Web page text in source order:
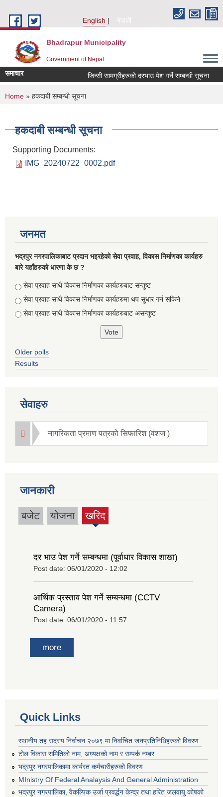
English
नेपाली
Bhadrapur Municipality
Government of Nepal
समाचार जिन्सी सामग्रीहरुको दरभाउ पेश गर्ने सम्बन्धी सूचना
You are here
Home » हकदाबी सम्बन्धी सूचना
हकदाबी सम्बन्धी सूचना
Supporting Documents:
IMG_20240722_0002.pdf
जनमत
भद्रपुर नगरपालिकाबाट प्रदान भइरहेको सेवा प्रवाह, विकास निर्माणका कार्यहरु
बारे यहाँहरुको धारणा के छ ?
Choices
सेवा प्रवाह साथै विकास निर्माणका कार्यहरुबाट सन्तुष्ट
सेवा प्रवाह साथै विकास निर्माणका कार्यहरुमा थप सुधार गर्न सकिने
सेवा प्रवाह साथै विकास निर्माणका कार्यहरुबाट असन्तुष्ट
Older polls
Results
सेवाहरु
नागरिकता प्रमाण पत्रको सिफारिश (वंशज )
जानकारी
बजेट योजना खरिद
(active
दर भाउ पेश गर्ने सम्बन्धमा (पूर्वाधार विकास शाखा)
Post date: 06/01/2020 - 12:02
आर्थिक प्रस्ताव पेश गर्ने सम्बन्धमा (CCTV
Camera)
Post date: 06/01/2020 - 11:57
more
Quick Links
स्थानीय तह सदस्य निर्वाचन २०७९ मा निर्वाचित जनप्रतिनिधिहरुको विवरण
टोल विकास समितिको नाम, अध्यक्षको नाम र सम्पर्क नम्बर
भद्रपुर नगरपालिकामा कार्यरत कर्मचारीहरुको विवरण
MInistry Of Federal Analaysis And General Administration
भद्रपुर नगरपालिका, वैकल्पिक उर्जा प्रवर्द्धन केन्द्र तथा हरित जलवायु कोषको